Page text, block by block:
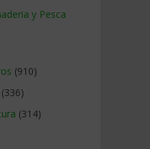
y Pesca
(910)
(336)
(314)